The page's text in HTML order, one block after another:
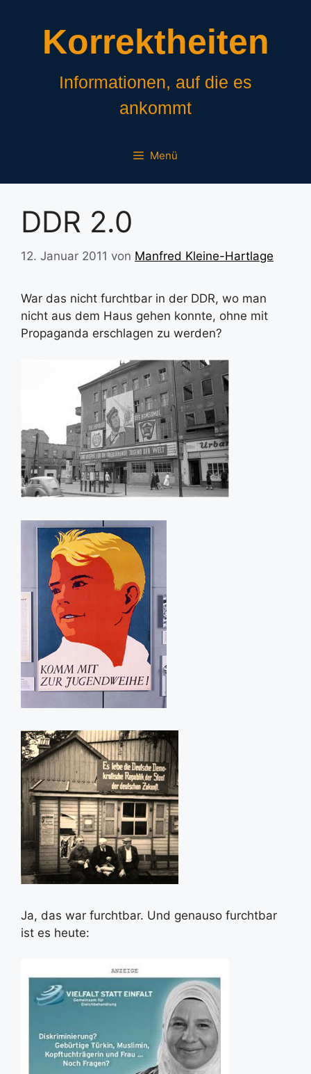
Korrektheiten
Informationen, auf die es
ankommt
Menü
DDR 2.0
12. Januar 2011 von Manfred Kleine-Hartlage
War das nicht furchtbar in der DDR, wo man
nicht aus dem Haus gehen konnte, ohne mit
Propaganda erschlagen zu werden?
Ja, das war furchtbar. Und genauso furchtbar
ist es heute: